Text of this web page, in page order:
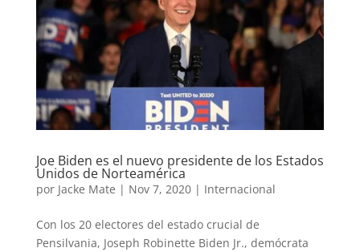
Joe Biden es el nuevo presidente de los Estados
Unidos de Norteamérica
por Jacke Mate | Nov 7, 2020| Internacional
Con los 20 electores del estado crucial de
Pensilvania, Joseph Robinette Biden Jr., demócrata